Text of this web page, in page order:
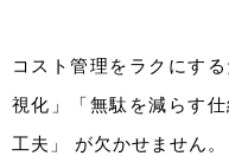
コスト管理をラクにす
視化」「無駄を減らす
工夫」 が欠かせません。